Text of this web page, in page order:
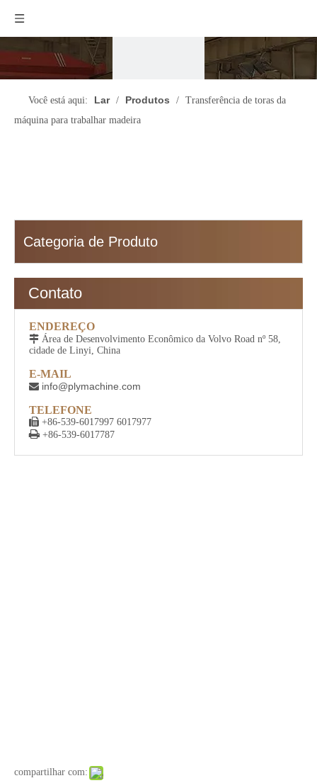
Você está aqui: Lar / Produtos / Transferência de toras da
máquina para trabalhar madeira
Categoria de Produto
Contato
ENDEREÇO
 Área de Desenvolvimento Econômico da Volvo Road nº 58,
cidade de Linyi, China
E-MAIL
 info@plymachine.com
TELEFONE
 +86-539-6017997 6017977
 +86-539-6017787
compartilhar com: